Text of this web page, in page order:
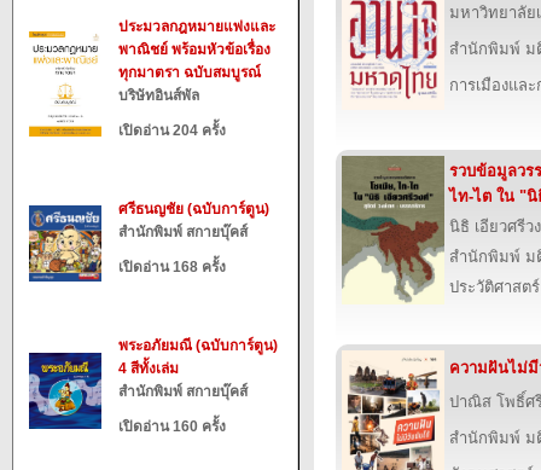
ประมวลกฎหมายแพ่งและ
พาณิชย์ พร้อมหัวข้อเรื่อง
ทุกมาตรา ฉบับสมบูรณ์
บริษัทอินส์พัล
เปิดอ่าน 204 ครั้ง
ศรีธนญชัย (ฉบับการ์ตูน)
สำนักพิมพ์ สกายบุ๊คส์
เปิดอ่าน 168 ครั้ง
พระอภัยมณี (ฉบับการ์ตูน)
4 สีทั้งเล่ม
สำนักพิมพ์ สกายบุ๊คส์
เปิดอ่าน 160 ครั้ง
มหาวิทยาลัย
สำนักพิมพ์ ม
การเมืองแล
รวบข้อมูลวร
ไท-ไต ใน "นิ
นิธิ เอียวศรีว
สำนักพิมพ์ ม
ประวัติศาสต
ความฝันไม่
ปาณิส โพธิ์ศ
สำนักพิมพ์ ม